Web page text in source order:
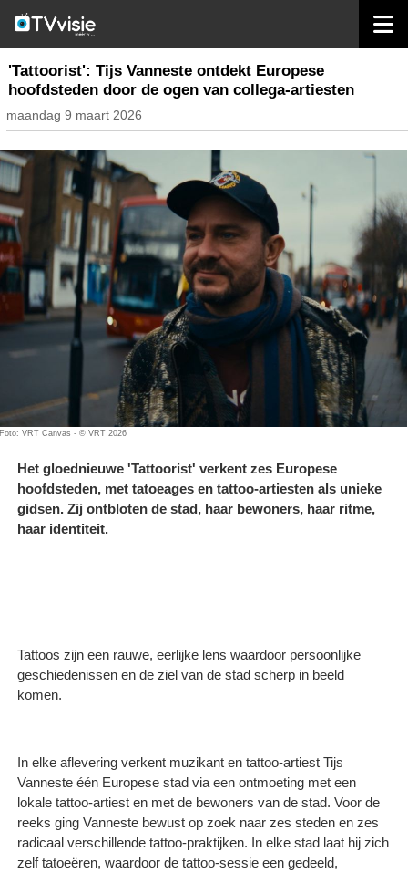
nieuws belgië
'Tattoorist': Tijs Vanneste ontdekt Europese
hoofdsteden door de ogen van collega-artiesten
maandag 9 maart 2026
Foto: VRT Canvas - © VRT 2026
Het gloednieuwe 'Tattoorist' verkent zes Europese
hoofdsteden, met tatoeages en tattoo-artiesten als unieke
gidsen. Zij ontbloten de stad, haar bewoners, haar ritme,
haar identiteit.
Tattoos zijn een rauwe, eerlijke lens waardoor persoonlijke
geschiedenissen en de ziel van de stad scherp in beeld
komen.
In elke aflevering verkent muzikant en tattoo-artiest Tijs
Vanneste één Europese stad via een ontmoeting met een
lokale tattoo-artiest en met de bewoners van de stad. Voor de
reeks ging Vanneste bewust op zoek naar zes steden en zes
radicaal verschillende tattoo-praktijken. In elke stad laat hij zich
zelf tatoeëren, waardoor de tattoo-sessie een gedeeld,